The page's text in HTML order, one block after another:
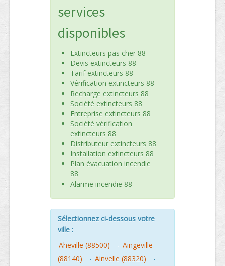
services
disponibles
Extincteurs pas cher 88
Devis extincteurs 88
Tarif extincteurs 88
Vérification extincteurs 88
Recharge extincteurs 88
Société extincteurs 88
Entreprise extincteurs 88
Société vérification
extincteurs 88
Distributeur extincteurs 88
Installation extincteurs 88
Plan évacuation incendie
88
Alarme incendie 88
Sélectionnez ci-dessous votre
ville :
Aheville (88500)
- Aingeville
(88140)
- Ainvelle (88320)
-